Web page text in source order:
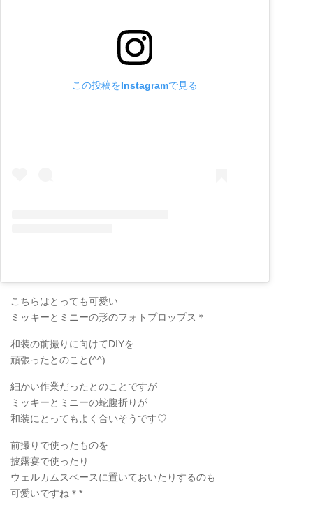
この投稿をInstagramで見る
こちらはとっても可愛い
ミッキーとミニーの形のフォトプロップス＊
和装の前撮りに向けてDIYを
頑張ったとのこと(^^)
細かい作業だったとのことですが
ミッキーとミニーの蛇腹折りが
和装にとってもよく合いそうです♡
前撮りで使ったものを
披露宴で使ったり
ウェルカムスペースに置いておいたりするのも
可愛いですね＊*